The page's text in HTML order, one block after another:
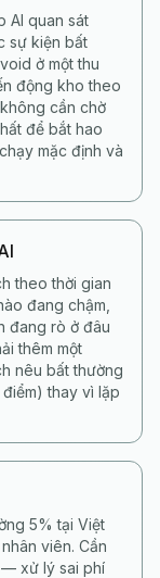
AI quan sát
sự kiện bất
ở một thu
động kho theo
cần chờ
để bắt hao
mặc định và
theo thời gian
đang chậm,
đang rò ở đâu
thêm một
nêu bất thường
thay vì lặp
5% tại Việt
viên. Cần
— xử lý sai phí